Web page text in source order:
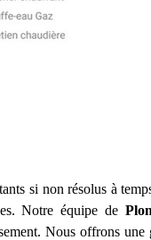
si non résolus à
Notre équipe de
Nous offrons une